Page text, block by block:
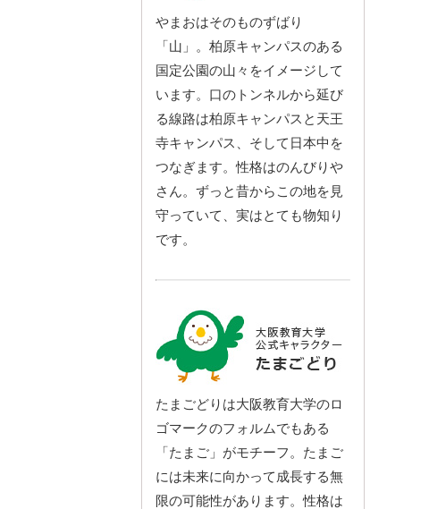
やまおはそのものずばり
「山」。柏原キャンパスのある
国定公園の山々をイメージして
います。口のトンネルから延び
る線路は柏原キャンパスと天王
寺キャンパス、そして日本中を
つなぎます。性格はのんびりや
さん。ずっと昔からこの地を見
守っていて、実はとても物知り
です。
たまごどりは大阪教育大学のロ
ゴマークのフォルムでもある
「たまご」がモチーフ。たまご
には未来に向かって成長する無
限の可能性があります。性格は